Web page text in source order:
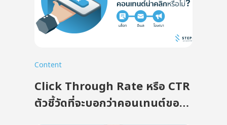
Content
Click Through Rate หรือ CTR
ตัวชี้วัดที่จะบอกว่าคอนเทนต์ของ